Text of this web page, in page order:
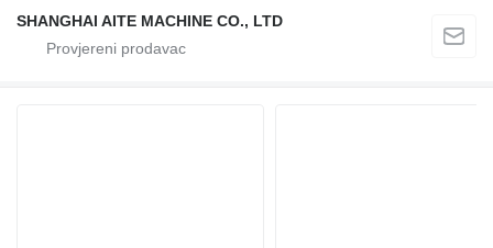
SHANGHAI AITE MACHINE CO., LTD